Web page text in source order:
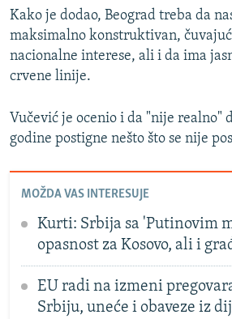
Kako je dodao, Beograd treba da
maksimalno konstruktivan,
nacionalne interese, ali i da ima
crvene linije.
Vučević je ocenio i da "nije realno"
godine postigne nešto što se nije
MOŽDA VAS INTERESUJE
Kurti: Srbija sa 'Putinovim
opasnost za Kosovo, ali i
EU radi na izmeni
Srbiju, uneće i obaveze iz